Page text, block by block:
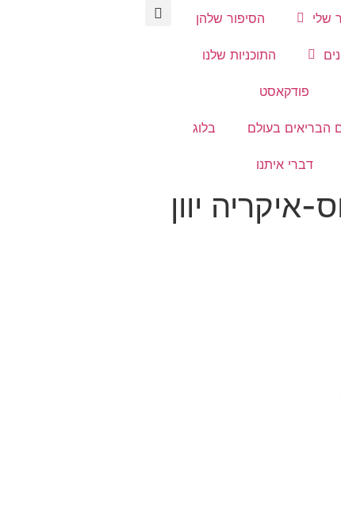
שלי הסיפור שלהן
התוכניות שלנו
פודקאסט
הבריאים בעולם בלוג
דברי איתנו
איקריה יוון